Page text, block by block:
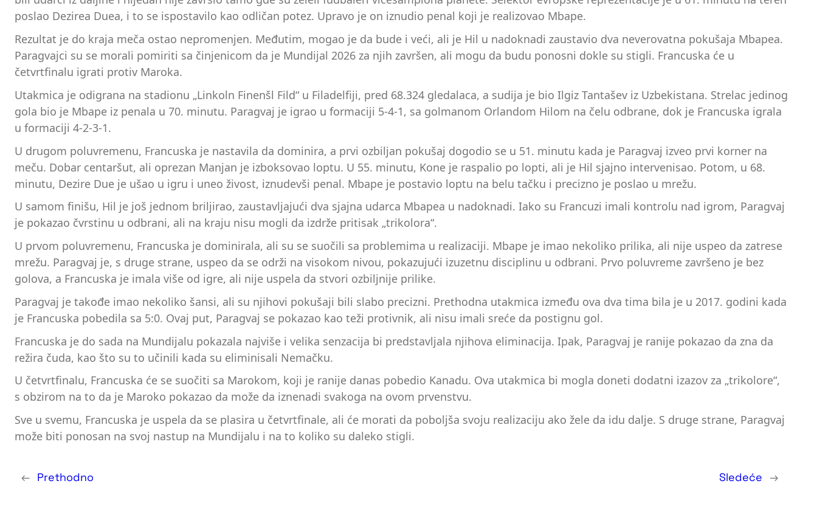
poslao Dezirea Duea, i to se ispostavilo kao odličan potez. Upravo je on iznudio penal koji je realizovao Mbape.
Rezultat je do kraja meča ostao nepromenjen. Međutim, mogao je da bude i veći, ali je Hil u nadoknadi zaustavio dva neverovatna pokušaja Mbapea.
Paragvajci su se morali pomiriti sa činjenicom da je Mundijal 2026 za njih završen, ali mogu da budu ponosni dokle su stigli. Francuska će u
četvrtfinalu igrati protiv Maroka.
Utakmica je odigrana na stadionu „Linkoln Finenšl Fild“ u Filadelfiji, pred 68.324 gledalaca, a sudija je bio Ilgiz Tantašev iz Uzbekistana. Strelac jedinog
gola bio je Mbape iz penala u 70. minutu. Paragvaj je igrao u formaciji 5-4-1, sa golmanom Orlandom Hilom na čelu odbrane, dok je Francuska igrala
u formaciji 4-2-3-1.
U drugom poluvremenu, Francuska je nastavila da dominira, a prvi ozbiljan pokušaj dogodio se u 51. minutu kada je Paragvaj izveo prvi korner na
meču. Dobar centaršut, ali oprezan Manjan je izboksovao loptu. U 55. minutu, Kone je raspalio po lopti, ali je Hil sjajno intervenisao. Potom, u 68.
minutu, Dezire Due je ušao u igru i uneo živost, iznudevši penal. Mbape je postavio loptu na belu tačku i precizno je poslao u mrežu.
U samom finišu, Hil je još jednom briljirao, zaustavljajući dva sjajna udarca Mbapea u nadoknadi. Iako su Francuzi imali kontrolu nad igrom, Paragvaj
je pokazao čvrstinu u odbrani, ali na kraju nisu mogli da izdrže pritisak „trikolora“.
U prvom poluvremenu, Francuska je dominirala, ali su se suočili sa problemima u realizaciji. Mbape je imao nekoliko prilika, ali nije uspeo da zatrese
mrežu. Paragvaj je, s druge strane, uspeo da se održi na visokom nivou, pokazujući izuzetnu disciplinu u odbrani. Prvo poluvreme završeno je bez
golova, a Francuska je imala više od igre, ali nije uspela da stvori ozbiljnije prilike.
Paragvaj je takođe imao nekoliko šansi, ali su njihovi pokušaji bili slabo precizni. Prethodna utakmica između ova dva tima bila je u 2017. godini kada
je Francuska pobedila sa 5:0. Ovaj put, Paragvaj se pokazao kao teži protivnik, ali nisu imali sreće da postignu gol.
Francuska je do sada na Mundijalu pokazala najviše i velika senzacija bi predstavljala njihova eliminacija. Ipak, Paragvaj je ranije pokazao da zna da
režira čuda, kao što su to učinili kada su eliminisali Nemačku.
U četvrtfinalu, Francuska će se suočiti sa Marokom, koji je ranije danas pobedio Kanadu. Ova utakmica bi mogla doneti dodatni izazov za „trikolore“,
s obzirom na to da je Maroko pokazao da može da iznenadi svakoga na ovom prvenstvu.
Sve u svemu, Francuska je uspela da se plasira u četvrtfinale, ali će morati da poboljša svoju realizaciju ako žele da idu dalje. S druge strane, Paragvaj
može biti ponosan na svoj nastup na Mundijalu i na to koliko su daleko stigli.
← Prethodno Sledeće →